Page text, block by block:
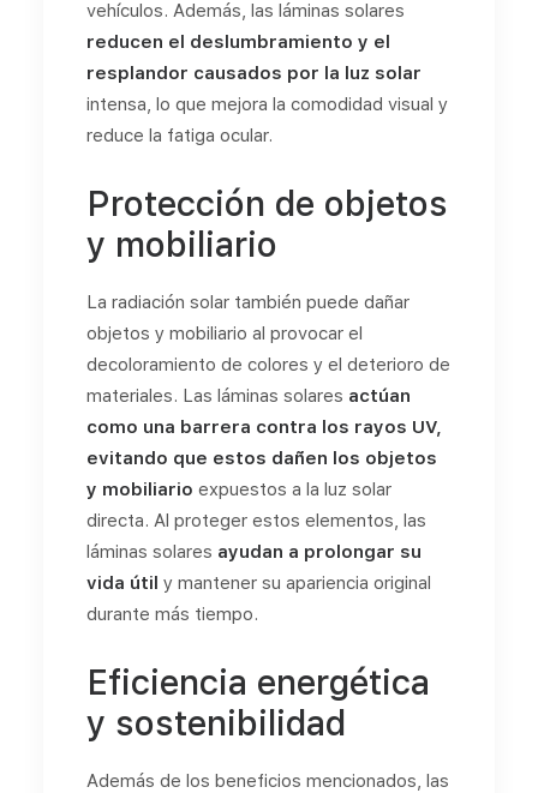
vehículos. Además, las láminas solares
reducen el deslumbramiento y el
resplandor causados por la luz solar
intensa, lo que mejora la comodidad visual y
reduce la fatiga ocular.
Protección de objetos
y mobiliario
La radiación solar también puede dañar
objetos y mobiliario al provocar el
decoloramiento de colores y el deterioro de
materiales. Las láminas solares actúan
como una barrera contra los rayos UV,
evitando que estos dañen los objetos
y mobiliario expuestos a la luz solar
directa. Al proteger estos elementos, las
láminas solares ayudan a prolongar su
vida útil y mantener su apariencia original
durante más tiempo.
Eficiencia energética
y sostenibilidad
Además de los beneficios mencionados, las